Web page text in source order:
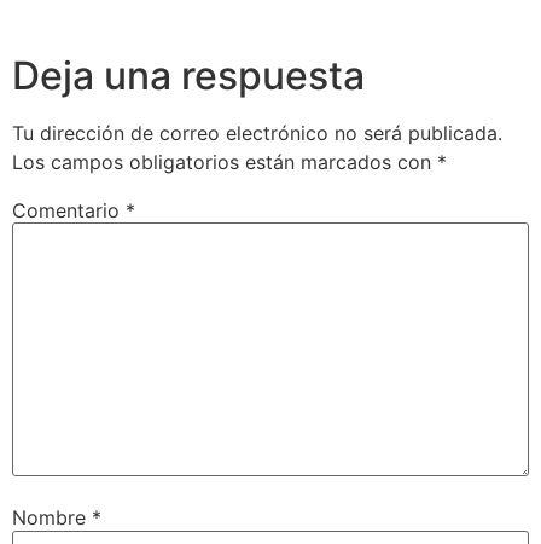
Deja una respuesta
Tu dirección de correo electrónico no será publicada.
Los campos obligatorios están marcados con *
Comentario *
Nombre *